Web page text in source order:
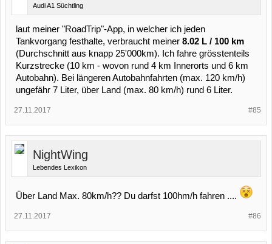
Audi A1 Süchtling
laut meiner "RoadTrip"-App, in welcher ich jeden
Tankvorgang festhalte, verbraucht meiner 8.02 L / 100 km
(Durchschnitt aus knapp 25'000km). Ich fahre grösstenteils
Kurzstrecke (10 km - wovon rund 4 km Innerorts und 6 km
Autobahn). Bei längeren Autobahnfahrten (max. 120 km/h)
ungefähr 7 Liter, über Land (max. 80 km/h) rund 6 Liter.
#85
27.11.2017
NightWing
Lebendes Lexikon
Über Land Max. 80km/h?? Du darfst 100hm/h fahren ....
#86
27.11.2017